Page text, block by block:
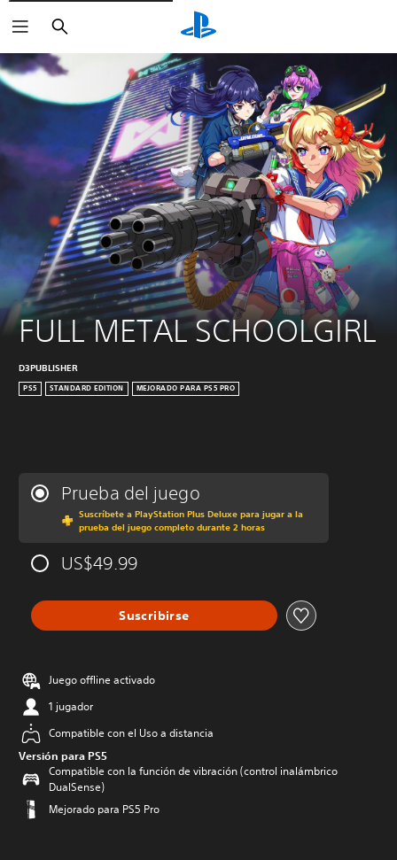
Buscar
FULL METAL SCHOOLGIRL
D3PUBLISHER
PS5 STANDARD EDITION MEJORADO PARA PS5 PRO
Prueba del juego
Suscríbete a PlayStation Plus Deluxe para jugar a la
prueba del juego completo durante 2 horas
US$49.99
Suscribirse
Juego offline activado
1 jugador
Compatible con el Uso a distancia
Versión para PS5
Compatible con la función de vibración (control inalámbrico
DualSense)
Mejorado para PS5 Pro